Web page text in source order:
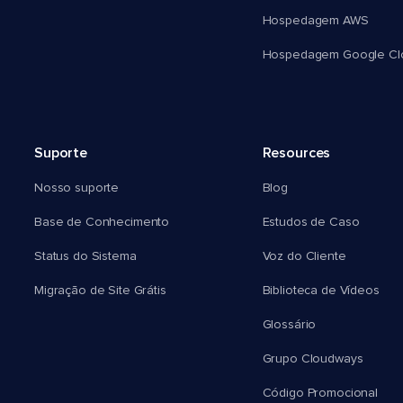
Hospedagem AWS
Hospedagem Google
Suporte
Nosso suporte
Base de Conhecimento
Status do Sistema
Migração de Site Grátis
Resources
Blog
Estudos de Caso
Voz do Cliente
Biblioteca de Vídeos
Glossário
Grupo Cloudways
Código Promocional